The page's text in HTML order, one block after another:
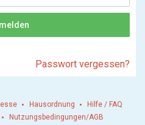
Passwort vergessen?
Hausordnung
Hilfe / FAQ
Nutzungsbedingungen/AGB